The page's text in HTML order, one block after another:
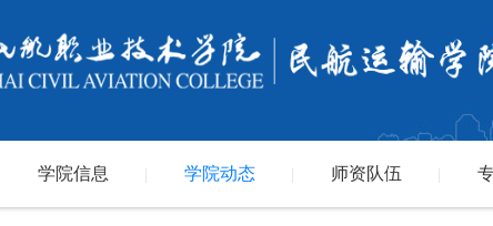
学院信息 学院动态 师资队伍